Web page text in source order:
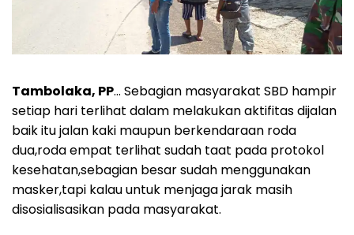
Tambolaka, PP… Sebagian masyarakat SBD hampir
setiap hari terlihat dalam melakukan aktifitas dijalan
baik itu jalan kaki maupun berkendaraan roda
dua,roda empat terlihat sudah taat pada protokol
kesehatan,sebagian besar sudah menggunakan
masker,tapi kalau untuk menjaga jarak masih
disosialisasikan pada masyarakat.